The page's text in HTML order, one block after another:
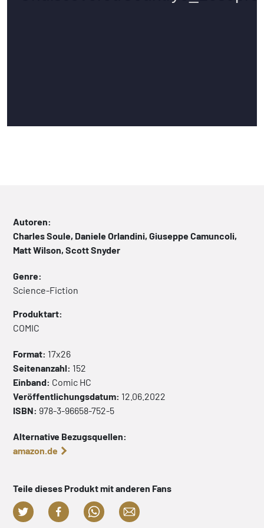
Autoren:
Charles Soule, Daniele Orlandini, Giuseppe Camuncoli,
Matt Wilson, Scott Snyder
Genre:
Science-Fiction
Produktart:
COMIC
Format: 17x26
Seitenanzahl: 152
Einband: Comic HC
Veröffentlichungsdatum: 12.06.2022
ISBN: 978-3-96658-752-5
Alternative Bezugsquellen:
amazon.de
Teile dieses Produkt mit anderen Fans